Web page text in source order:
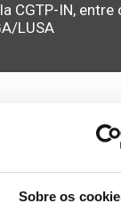
Sobre os
CGTP-IN,
LUSA